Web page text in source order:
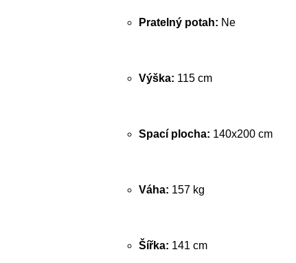
Pratelný potah: Ne
Výška: 115 cm
Spací plocha: 140x200 cm
Váha: 157 kg
Šířka: 141 cm